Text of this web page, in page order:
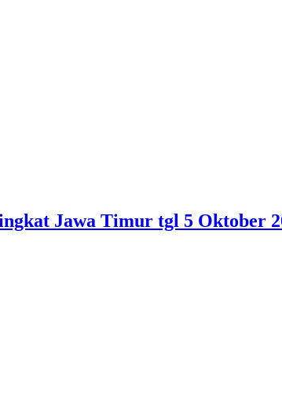
Jawa Timur tgl 5 Oktober